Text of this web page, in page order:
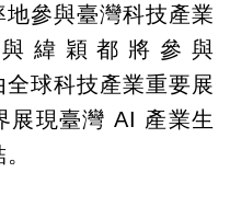
參與臺灣科技產業
緯穎都將參與
球科技產業重要展
展現臺灣 AI 產業生